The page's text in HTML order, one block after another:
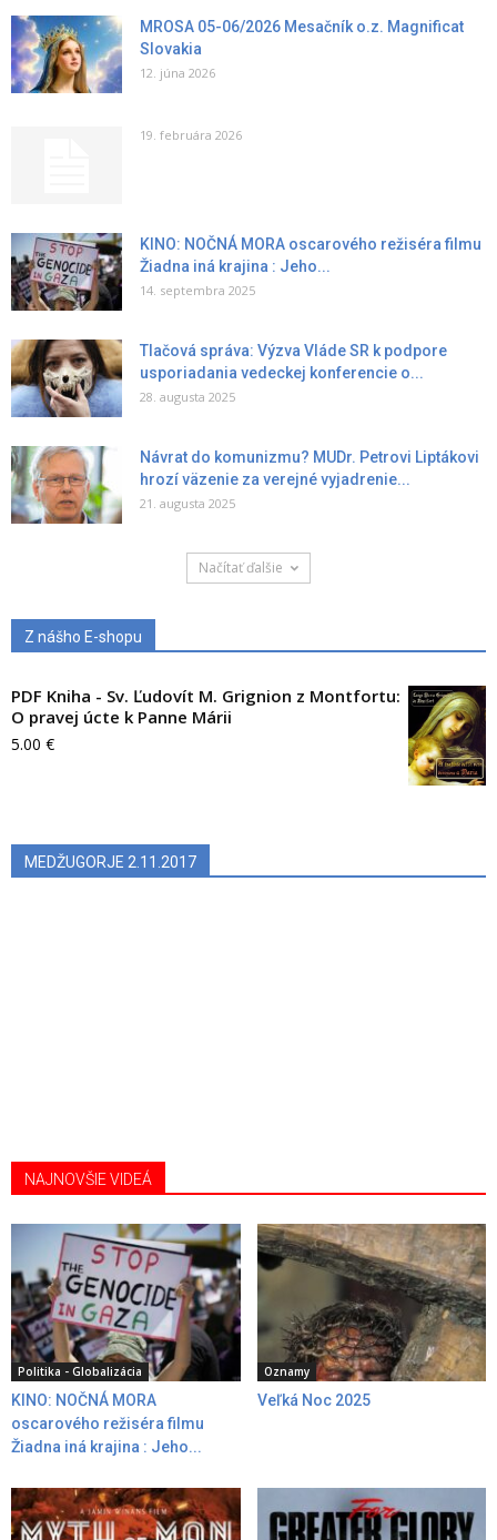
MROSA 05-06/2026 Mesačník o.z. Magnificat
Slovakia
12. júna 2026
19. februára 2026
KINO: NOČNÁ MORA oscarového režiséra filmu
Žiadna iná krajina : Jeho...
14. septembra 2025
Tlačová správa: Výzva Vláde SR k podpore
usporiadania vedeckej konferencie o...
28. augusta 2025
Návrat do komunizmu? MUDr. Petrovi Liptákovi
hrozí väzenie za verejné vyjadrenie...
21. augusta 2025
Načítať ďalšie
Z nášho E-shopu
PDF Kniha - Sv. Ľudovít M. Grignion z Montfortu:
O pravej úcte k Panne Márii
5.00 €
MEDŽUGORJE 2.11.2017
NAJNOVŠIE VIDEÁ
Politika - Globalizácia
KINO: NOČNÁ MORA
oscarového režiséra filmu
Žiadna iná krajina : Jeho...
Oznamy
Veľká Noc 2025